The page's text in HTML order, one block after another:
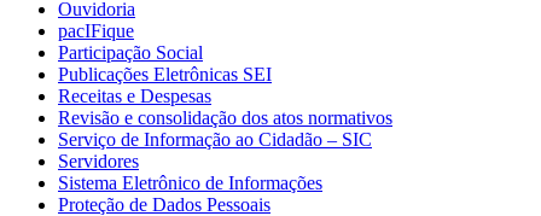
Ouvidoria
pacIFique
Participação Social
Publicações Eletrônicas SEI
Receitas e Despesas
Revisão e consolidação dos atos normativos
Serviço de Informação ao Cidadão – SIC
Servidores
Sistema Eletrônico de Informações
Proteção de Dados Pessoais